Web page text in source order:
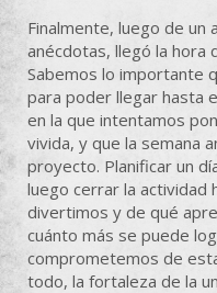
Finalmente, luego de un
anécdotas, llegó la hora
Sabemos lo importante
para poder llegar hasta
en la que intentamos
vivida, y que la semana
proyecto. Planificar un
luego cerrar la actividad
divertimos y de qué
cuánto más se puede
comprometemos de
todo, la fortaleza de la